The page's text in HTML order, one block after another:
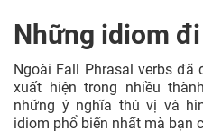
Những idiom đi
Ngoài Fall Phrasal verbs đã
xuất hiện trong nhiều
những ý nghĩa thú vị và
idiom phổ biến nhất mà bạn